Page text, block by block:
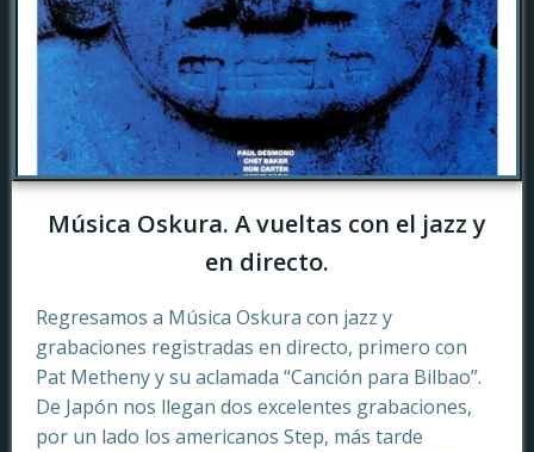
Música Oskura. A vueltas con el jazz y
en directo.
Regresamos a Música Oskura con jazz y
grabaciones registradas en directo, primero con
Pat Metheny y su aclamada “Canción para Bilbao”.
De Japón nos llegan dos excelentes grabaciones,
por un lado los americanos Step, más tarde